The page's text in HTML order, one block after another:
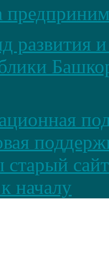
развития
сайт
началу